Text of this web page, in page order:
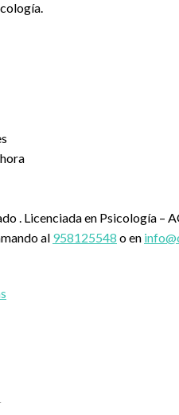
. Licenciada en Psicología –
al 958125548 o en